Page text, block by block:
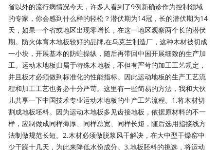
省以外的流行病情况今天，许多人看到了9例新确诊作为控制领域
的专家，你会感到什么样的轻松？潜伏期为14冠，长的潜伏期为14
天，如果一个省或地区出现零增长，在这一地区观察两个长的潜伏
期。防火体育木地板较好的品牌,在乌克兰制造厂，这种木材被切成
一小块，开展基本的防蛀操纵，随后再带回中国开展细致的生产加
工。运动木地板归属于特殊木地板，不但有严苛的加工工艺规定，
并且板才必须做到标准化的性能指标。因此运动地板的生产工艺流
程和加工工艺也务必十分严苛。这里有一些简易的方法，我和大伙
儿共享一下中国技术专业运动木地板的生产工艺流程。1.将木材切
割成地板坯料。因为运动木地板多见齿接地板，依据原材料的不一
样，应制做成同样薄厚、同样总宽、同样长短，随后选用指接线方
法制做规范长短。2.木材必须做脱浆风干解决，在大中型干燥窑中
少干躁十几天，为此来降低水份成分。3.地板胚料的挑选，将运动